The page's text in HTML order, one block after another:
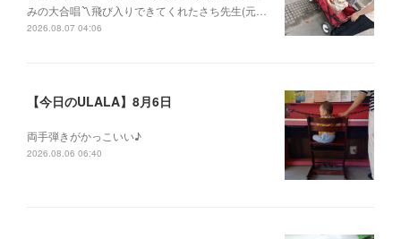
みの大合唱〽飛び入りできてくれたさち先生(元…
2026.08.07 04:06
【今日のULALA】8月6日
両手弾きがかっこいい♪
2026.08.06 06:40